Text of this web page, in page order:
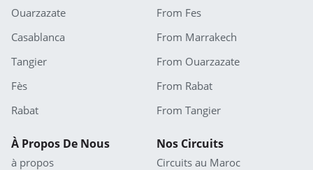
Ouarzazate
Casablanca
Tangier
Fès
Rabat
From Fes
From Marrakech
From Ouarzazate
From Rabat
From Tangier
À Propos De Nous
à propos
Nos Circuits
Circuits au Maroc